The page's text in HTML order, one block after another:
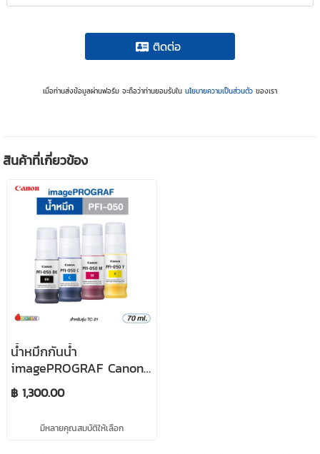
ติดต่อ
เมื่อท่านส่งข้อมูลผ่านฟอร์ม จะถือว่าท่านยอมรับใน นโยบายความเป็นส่วนตัว ของเรา
สินค้าที่เกี่ยวข้อง
น้ำหมึกกันน้ำ
imagePROGRAF Canon
TC-21
฿ 1,300.00
มีหลายคุณสมบัติให้เลือก